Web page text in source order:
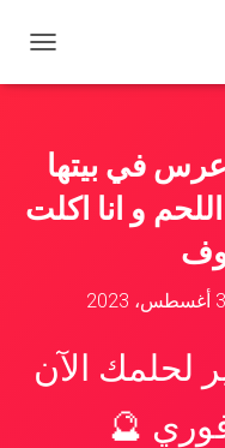
ب
ت
في بيتها
و انا اكلت
2023
لحلمك الآن
🔮